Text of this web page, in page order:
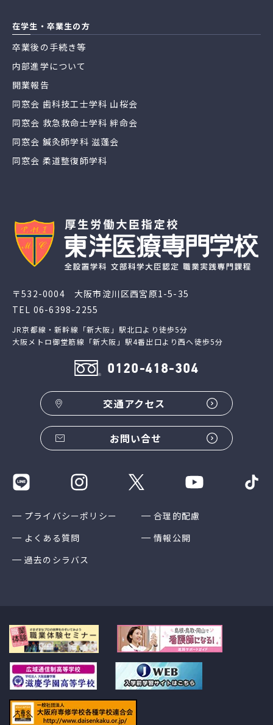
〒532-0004 大阪市淀川区西宮原1-5-35
TEL 06-6398-2255
JR京都線・新幹線「新大阪」駅北口より徒歩5分
大阪メトロ御堂筋線「新大阪」駅4番出口より西へ徒歩5分
0120-418-304
交通アクセス
お問い合せ
プライバシーポリシー
合理的配慮
よくある質問
情報公開
過去のシラバス
在学生・卒業生の方
卒業後の手続き等
内部進学について
開業報告
同窓会 歯科技工士学科 山桜会
同窓会 救急救命士学科 絆命会
同窓会 鍼灸師学科 滋蓬会
同窓会 柔道整復師学科